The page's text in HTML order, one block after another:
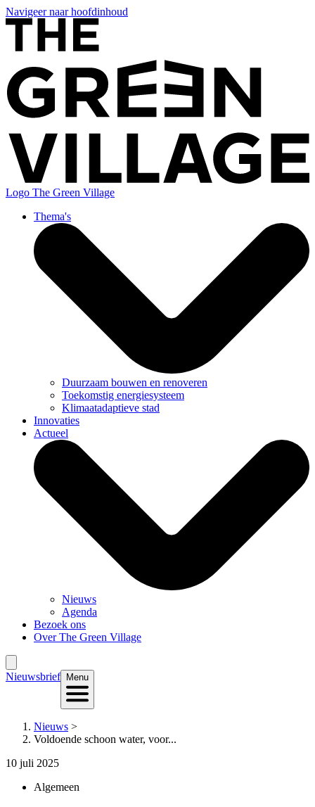
Navigeer naar hoofdinhoud
Logo The Green Village
Thema's
Duurzaam bouwen en renoveren
Toekomstig energiesysteem
Klimaatadaptieve stad
Innovaties
Actueel
Nieuws
Agenda
Bezoek ons
Over The Green Village
Nieuwsbrief Menu
Nieuws >
Voldoende schoon water, voor...
10 juli 2025
Algemeen